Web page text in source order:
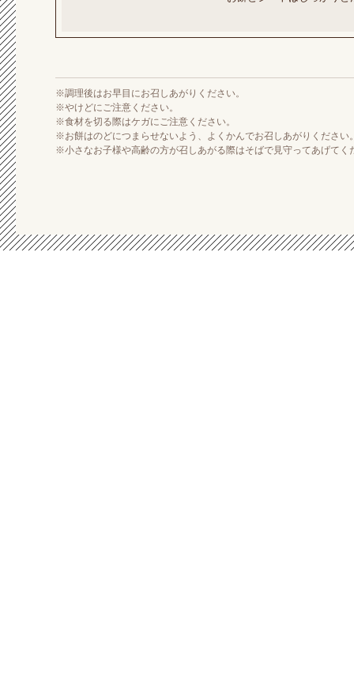
※調理後はお早目にお召しあがりください。
※やけどにご注意ください。
※食材を切る際はケガにご注意ください。
※お餅はのどにつまらせないよう、よくかんでお召しあがりください
※小さなお子様や高齢の方が召しあがる際はそばで見守ってあげてく